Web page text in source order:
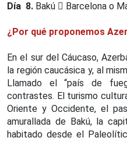
Día 8. Bakú Barcelona o
¿Por qué proponemos
En el sur del Cáucaso,
la región caucásica y, al
Llamado el “país de
contrastes. El turismo
Oriente y Occidente, el
amurallada de Bakú, la
habitado desde el